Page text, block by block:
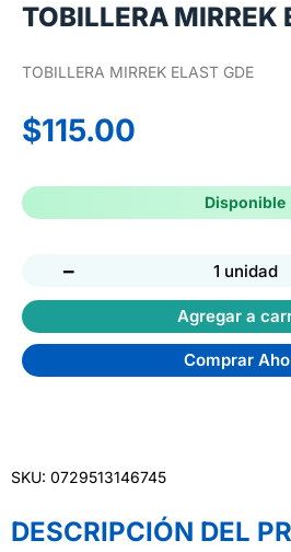
TOBILLERA MIRREK
TOBILLERA MIRREK ELAST GDE
$115.00
Disponible
− 1 unidad
Agregar a
Comprar
SKU: 0729513146745
DESCRIPCIÓN DEL